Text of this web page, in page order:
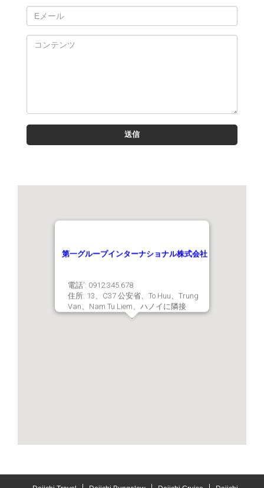
第一グループインターナショナル株式会社
電話': 0912.345.678
住所: 13、C37 公安省、To Huu、Trung
Van、Nam Tu Liem、ハノイに隣接